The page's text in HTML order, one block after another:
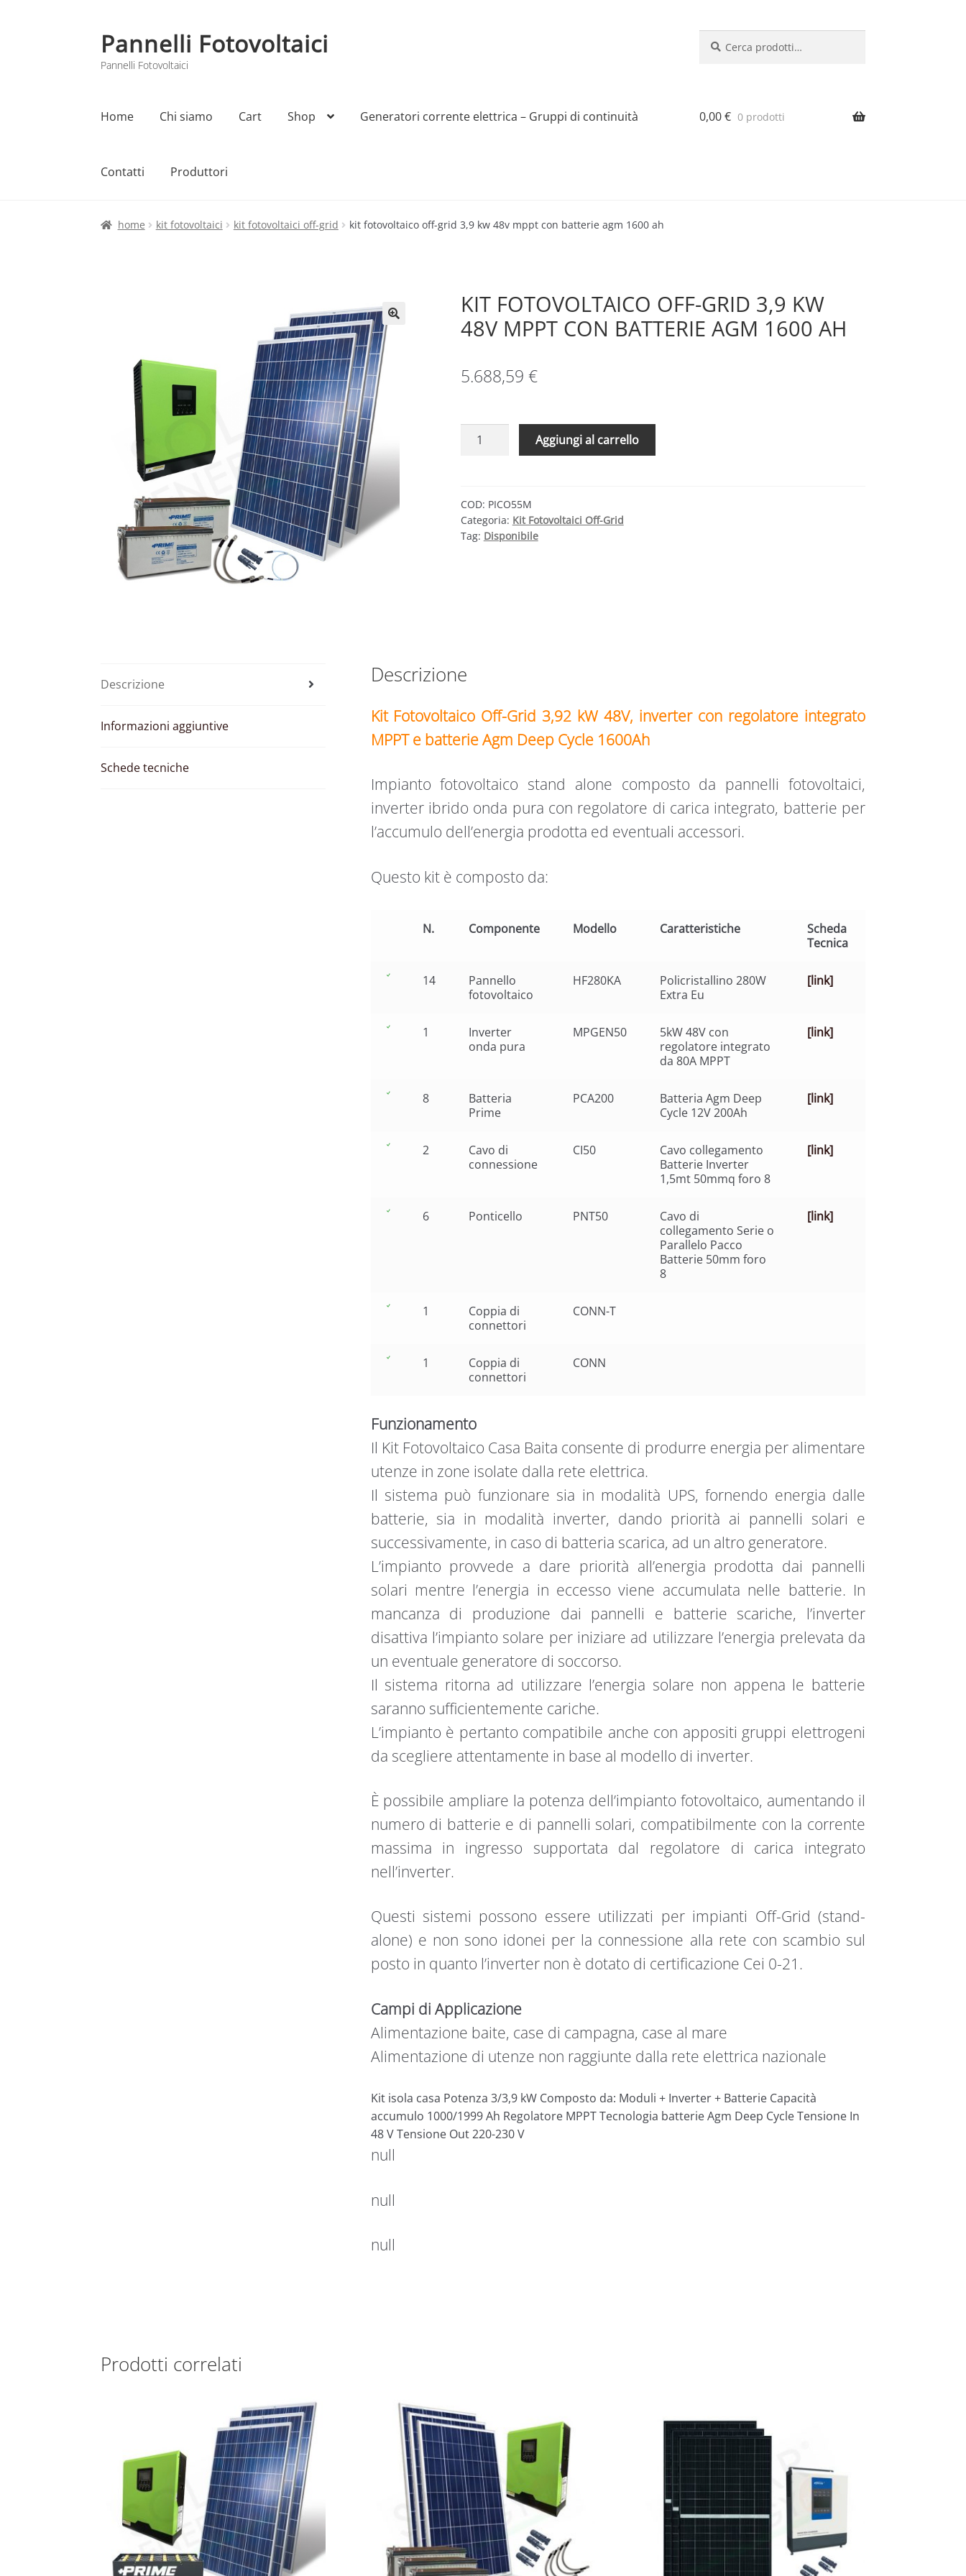
Vai
alla
navigazione
Vai
al
contenuto
Pannelli Fotovoltaici
Pannelli Fotovoltaici
Home Chi siamo Cart Shop Generatori corrente elettrica – Gruppi di continuità
Contatti Produttori
Home Cart Checkout Chi siamo Contatti My account Produttori Sample Page Shop
0,00€ 0 prodotti
home kit fotovoltaici kit fotovoltaici off-grid kit fotovoltaico off-grid 3,9 kw 48v mppt con batterie agm 1600 ah
KIT FOTOVOLTAICO OFF-GRID 3,9 KW
48V MPPT CON BATTERIE AGM 1600 AH
5.688,59 €
FOTOVOLTAICO
3,9
KW
48V
Aggiungi al carrello
COD: PICO55M
Categoria: Kit Fotovoltaici Off-Grid
Tag: Disponibile
Descrizione
Informazioni aggiuntive
Schede tecniche
Descrizione
Kit Fotovoltaico Off-Grid 3,92 kW 48V, inverter con regolatore integrato
MPPT e batterie Agm Deep Cycle 1600Ah
Impianto fotovoltaico stand alone composto da pannelli fotovoltaici,
inverter ibrido onda pura con regolatore di carica integrato, batterie per
l’accumulo dell’energia prodotta ed eventuali accessori.
Questo kit è composto da:
N. Componente Modello Caratteristiche
Scheda
Tecnica
14
Pannello
fotovoltaico
HF280KA
Policristallino 280W
Extra Eu
[link]
1
Inverter
onda pura
MPGEN50
5kW 48V con
regolatore integrato
da 80A MPPT
[link]
8
Batteria
Prime
PCA200
Batteria Agm Deep
Cycle 12V 200Ah
[link]
2
Cavo di
connessione
CI50
Cavo collegamento
Batterie Inverter
1,5mt 50mmq foro 8
[link]
6 Ponticello PNT50
Cavo di
collegamento Serie o
Parallelo Pacco
Batterie 50mm foro
8
[link]
1
Coppia di
connettori
CONN-T
1
Coppia di
connettori
CONN
Funzionamento
Il Kit Fotovoltaico Casa Baita consente di produrre energia per alimentare
utenze in zone isolate dalla rete elettrica.
Il sistema può funzionare sia in modalità UPS, fornendo energia dalle
batterie, sia in modalità inverter, dando priorità ai pannelli solari e
successivamente, in caso di batteria scarica, ad un altro generatore.
L’impianto provvede a dare priorità all’energia prodotta dai pannelli
solari mentre l’energia in eccesso viene accumulata nelle batterie. In
mancanza di produzione dai pannelli e batterie scariche, l’inverter
disattiva l’impianto solare per iniziare ad utilizzare l’energia prelevata da
un eventuale generatore di soccorso.
Il sistema ritorna ad utilizzare l’energia solare non appena le batterie
saranno sufficientemente cariche.
L’impianto è pertanto compatibile anche con appositi gruppi elettrogeni
da scegliere attentamente in base al modello di inverter.
È possibile ampliare la potenza dell’impianto fotovoltaico, aumentando il
numero di batterie e di pannelli solari, compatibilmente con la corrente
massima in ingresso supportata dal regolatore di carica integrato
nell’inverter.
Questi sistemi possono essere utilizzati per impianti Off-Grid (stand-
alone) e non sono idonei per la connessione alla rete con scambio sul
posto in quanto l’inverter non è dotato di certificazione Cei 0-21.
Campi di Applicazione
Alimentazione baite, case di campagna, case al mare
Alimentazione di utenze non raggiunte dalla rete elettrica nazionale
Kit isola casa Potenza 3/3,9 kW Composto da: Moduli + Inverter + Batterie Capacità
accumulo 1000/1999 Ah Regolatore MPPT Tecnologia batterie Agm Deep Cycle Tensione In
48 V Tensione Out 220-230 V
null
null
null
Prodotti correlati